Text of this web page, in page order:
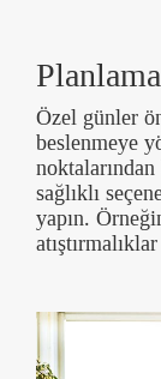
Özel günler
beslenmeye
sağlıklı
yapın.